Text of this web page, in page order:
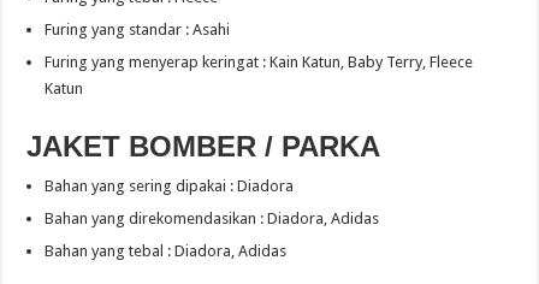
Furing yang standar : Asahi
Furing yang menyerap keringat : Kain Katun, Baby Terry, Fleece
Katun
JAKET BOMBER / PARKA
Bahan yang sering dipakai : Diadora
Bahan yang direkomendasikan : Diadora, Adidas
Bahan yang tebal : Diadora, Adidas